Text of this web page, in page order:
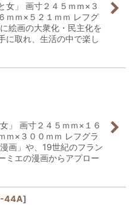
」 画寸２４５ｍｍ×３
ｍｍ×５２１ｍｍ レフグ
絵画の大衆化・民主化を
に取れ、生活の中で楽し
」 画寸２４５ｍｍ×１６
ｍ×３００ｍｍ レフグラ
画」や、19世紀のフラン
ミエの漫画からアプロー
44A]